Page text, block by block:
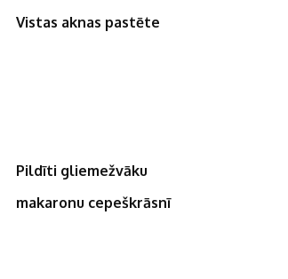
Vistas aknas pastēte
Pildīti gliemežvāku
makaronu cepeškrāsnī